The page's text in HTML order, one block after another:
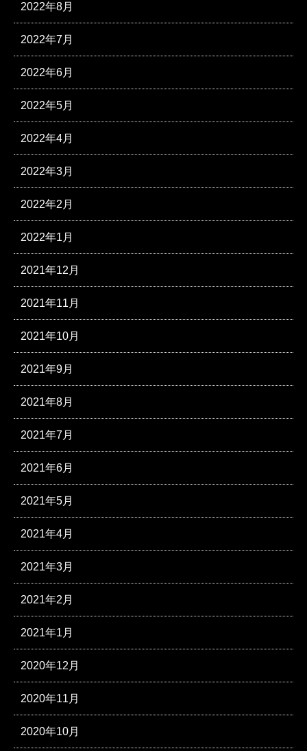
2022年8月
2022年7月
2022年6月
2022年5月
2022年4月
2022年3月
2022年2月
2022年1月
2021年12月
2021年11月
2021年10月
2021年9月
2021年8月
2021年7月
2021年6月
2021年5月
2021年4月
2021年3月
2021年2月
2021年1月
2020年12月
2020年11月
2020年10月